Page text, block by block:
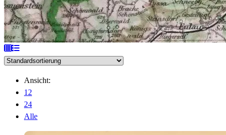
Ansicht:
12
24
Alle